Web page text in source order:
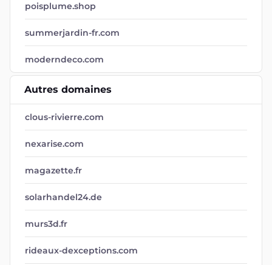
poisplume.shop
summerjardin-fr.com
moderndeco.com
Autres domaines
clous-rivierre.com
nexarise.com
magazette.fr
solarhandel24.de
murs3d.fr
rideaux-dexceptions.com